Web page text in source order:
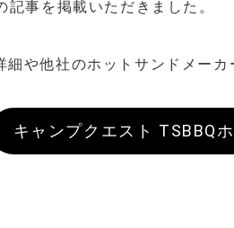
記事を掲載いただきました。
細や他社のホットサンドメーカ
キャンプクエスト TSBBQ